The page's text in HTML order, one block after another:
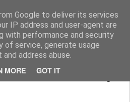
Google to deliver its services
IP address and user-agent are
with performance and security
of service, generate usage
address abuse.
MORE GOT IT
Y VIDA Blog de Cine y Libros
NIEVE Roberto Benigni